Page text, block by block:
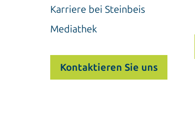
Karriere bei Steinbeis
Mediathek
Kontaktieren Sie uns